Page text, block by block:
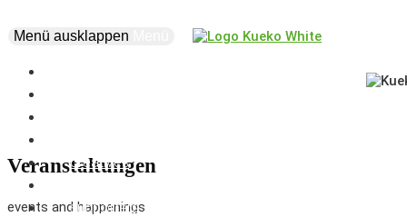
Menü ausklappen
creatives
supporters
Veranstaltungen
events and happenings